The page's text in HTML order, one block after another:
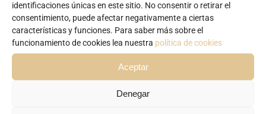
identificaciones únicas en este sitio. No consentir o retirar el
consentimiento, puede afectar negativamente a ciertas
características y funciones. Para saber más sobre el
funcionamiento de cookies lea nuestra política de cookies
Aceptar
Denegar
OSTEOPOROSIS
PorMarta Trullenque | marzo 19th, 2020